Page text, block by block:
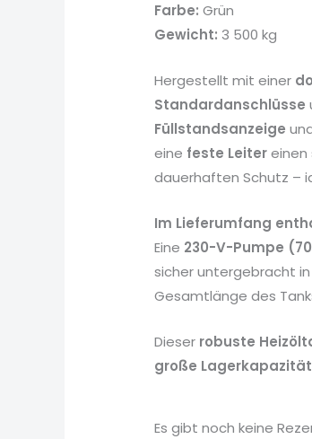
Farbe: Grün
Gewicht: 3 500 kg
Hergestellt mit einer
Standardanschlüsse
Füllstandsanzeige
eine feste Leitereinen
dauerhaften Schutz –
Im Lieferumfang
Eine 230-V-Pumpe
sicher untergebracht
Gesamtlänge des
Dieser robuste
große Lagerkapazität
Es gibt noch keine